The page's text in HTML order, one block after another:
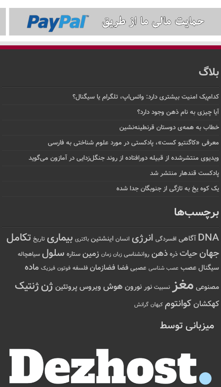
بلاگ
کدام‌یک امنیت بیشتری دارد: واتس‌اپ، تلگرام یا سیگنال؟
آیا چیزی به نام ذهن وجود دارد؟
خطاب به همه‌ی دوستان قرنطینه‌نشین
معرفی «کاگنتیو کست»، پادکستی در مورد علوم شناختی به فارسی
ویدیوی منتشرشده از قبیله دورافتاده‌ از روند جنگل‌زدایی در آمازون می‌گوید
پادکست قندهار منتشر شد
یک کوه یخ به تازگی از جنوبگان جدا شده
برچسب‌ها
DNA آگاهی افسردگی انرژی انسان اینشتین باکتری بیماری تاریخ تکامل
جهانحیات ذره ذهن روانشناسی زبان زمان زمین ستاره سلول سیاهچاله
سیگنال عصب عصب شناسی عصبی فضا فضازمان فلسفه فوتون فیزیک ماده
مصنوعی مغز نسبیت نور نورون هوش ویروس پروتئین ژنژنتیک
کهکشانکوانتوم کیهان گرانش
میزبانی توسط